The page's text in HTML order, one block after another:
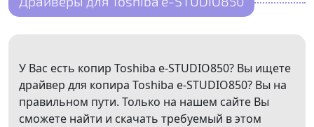
У Вас есть копир Toshiba e-STUDIO850? Вы ищете
драйвер для копира Toshiba e-STUDIO850? Вы на
правильном пути. Только на нашем сайте Вы
сможете найти и скачать требуемый в этом